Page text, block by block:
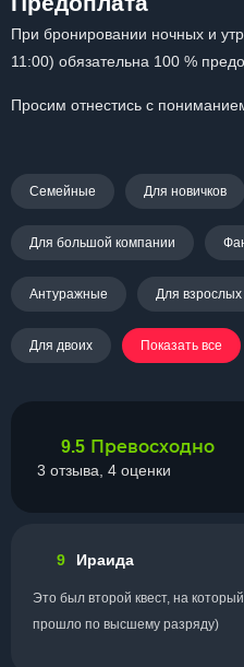
При бронировании ночных и
11:00) обязательна 100 %
Просим отнестись с
Семейные Для новичков
Для большой компании
Антуражные Для взрослых
Для двоих Показать все
9.5 Превосходно
3 отзыва, 4 оценки
9 Ираида
Это был второй квест, на
прошло по высшему разряду)